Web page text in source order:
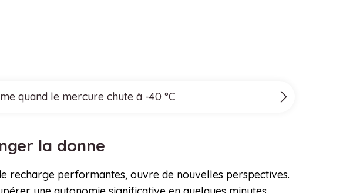
quand le mercure chute à -40 °C
la donne
recharge performantes, ouvre de nouvelles perspectives.